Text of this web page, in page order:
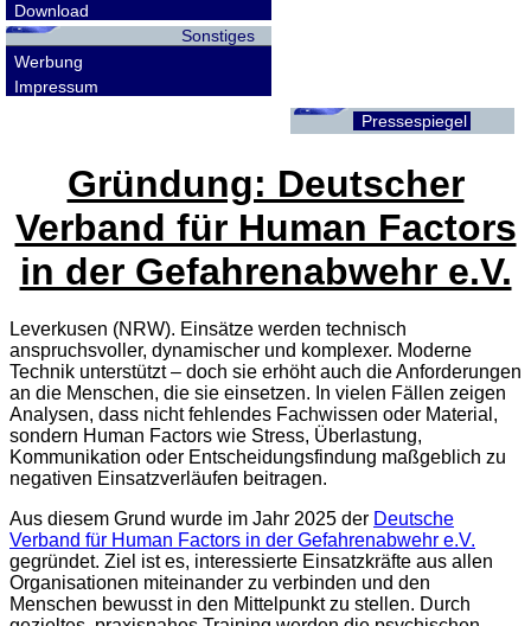
Download
Sonstiges
Werbung
Impressum
Pressespiegel
Gründung: Deutscher
Verband für Human Factors
in der Gefahrenabwehr e.V.
Leverkusen (NRW). Einsätze werden technisch
anspruchsvoller, dynamischer und komplexer. Moderne
Technik unterstützt – doch sie erhöht auch die Anforderungen
an die Menschen, die sie einsetzen. In vielen Fällen zeigen
Analysen, dass nicht fehlendes Fachwissen oder Material,
sondern Human Factors wie Stress, Überlastung,
Kommunikation oder Entscheidungsfindung maßgeblich zu
negativen Einsatzverläufen beitragen.
Aus diesem Grund wurde im Jahr 2025 der Deutsche
Verband für Human Factors in der Gefahrenabwehr e.V.
gegründet. Ziel ist es, interessierte Einsatzkräfte aus allen
Organisationen miteinander zu verbinden und den
Menschen bewusst in den Mittelpunkt zu stellen. Durch